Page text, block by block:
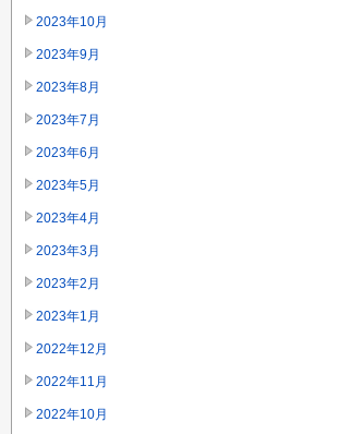
2023年10月
2023年9月
2023年8月
2023年7月
2023年6月
2023年5月
2023年4月
2023年3月
2023年2月
2023年1月
2022年12月
2022年11月
2022年10月